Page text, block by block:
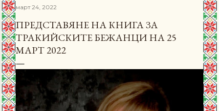
март 24, 2022
ПРЕДСТАВЯНЕ НА КНИГА ЗА
ТРАКИЙСКИТЕ БЕЖАНЦИ НА 25
МАРТ 2022